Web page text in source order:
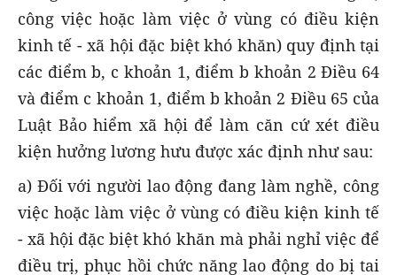
công việc hoặc làm việc ở vùng có điều kiện
kinh tế - xã hội đặc biệt khó khăn) quy định tại
các điểm b, c khoản 1, điểm b khoản 2 Điều 64
và điểm c khoản 1, điểm b khoản 2 Điều 65 của
Luật Bảo hiểm xã hội để làm căn cứ xét điều
kiện hưởng lương hưu được xác định như sau:
a) Đối với người lao động đang làm nghề, công
việc hoặc làm việc ở vùng có điều kiện kinh tế
- xã hội đặc biệt khó khăn mà phải nghỉ việc để
điều trị, phục hồi chức năng lao động do bị tai